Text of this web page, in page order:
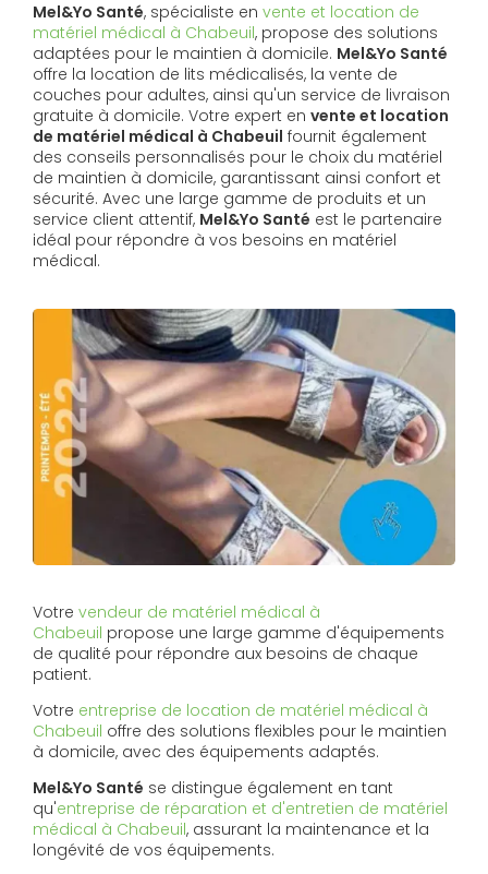
Mel&Yo Santé, spécialiste en vente et location de
matériel médical à Chabeuil, propose des solutions
adaptées pour le maintien à domicile. Mel&Yo Santé
offre la location de lits médicalisés, la vente de
couches pour adultes, ainsi qu'un service de livraison
gratuite à domicile. Votre expert en vente et location
de matériel médical à Chabeuil fournit également
des conseils personnalisés pour le choix du matériel
de maintien à domicile, garantissant ainsi confort et
sécurité. Avec une large gamme de produits et un
service client attentif, Mel&Yo Santé est le partenaire
idéal pour répondre à vos besoins en matériel
médical.
Votre vendeur de matériel médical à
Chabeuil propose une large gamme d'équipements
de qualité pour répondre aux besoins de chaque
patient.
Votre entreprise de location de matériel médical à
Chabeuil offre des solutions flexibles pour le maintien
à domicile, avec des équipements adaptés.
Mel&Yo Santé se distingue également en tant
qu'entreprise de réparation et d'entretien de matériel
médical à Chabeuil, assurant la maintenance et la
longévité de vos équipements.